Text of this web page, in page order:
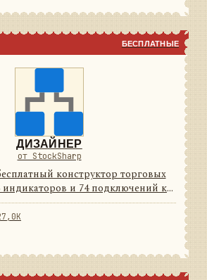
БЕСПЛАТНЫЕ
ДИЗАЙНЕР
от StockSharp
конструктор торговых
индикаторов и 74 подключений к
коробки. Стратегия собирается
а если удобнее кодом — рядом